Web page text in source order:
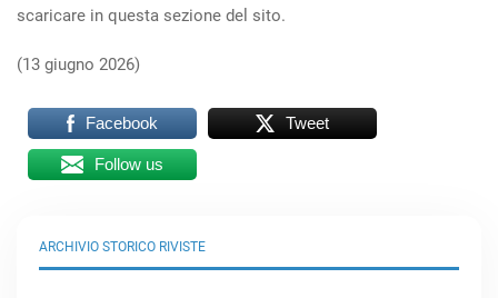
scaricare in questa sezione del sito.
(13 giugno 2026)
Facebook Tweet
Follow us
ARCHIVIO STORICO RIVISTE